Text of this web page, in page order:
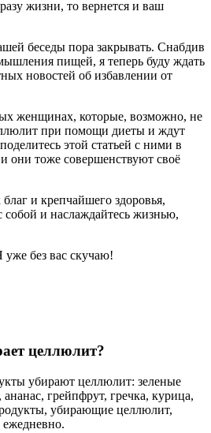
жизни, то вернется и ваш
беседы пора закрывать. Снабдив
пищей, я теперь буду ждать
новостей об избавлении от
женщинах, которые, возможно, не
при помощи диеты и ждут
этой статьей с ними в
они тоже совершенствуют своё
и крепчайшего здоровья,
собой и наслаждайтесь жизнью,
без вас скучаю!
целлюлит?
убирают целлюлит: зеленые
грейпфрут, гречка, курица,
убирающие целлюлит,
ежедневно.